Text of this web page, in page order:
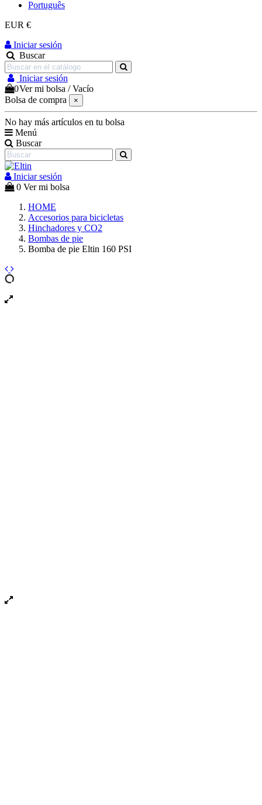
Português
EUR €
Iniciar sesión
Buscar
Iniciar sesión
0Ver mi bolsa /Vacío
Bolsa de compra
×
No hay más artículos en tu bolsa
Menú
Buscar
Iniciar sesión
0 Ver mi bolsa
HOME
Accesorios para bicicletas
Hinchadores y CO2
Bombas de pie
Bomba de pie Eltin 160 PSI